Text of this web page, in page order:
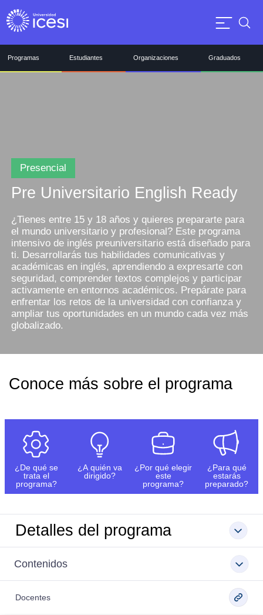
Programas Estudiantes Organizaciones Graduados
Presencial
Pre Universitario English Ready
¿Tienes entre 15 y 18 años y quieres prepararte para
el mundo universitario y profesional? Este programa
intensivo de inglés preuniversitario está diseñado para
ti. Desarrollarás tus habilidades comunicativas y
académicas en inglés, aprendiendo a expresarte con
seguridad, comprender textos complejos y participar
activamente en entornos académicos. Prepárate para
enfrentar los retos de la universidad con confianza y
ampliar tus oportunidades en un mundo cada vez más
globalizado.
Conoce más sobre el programa
¿De qué se
trata el
programa?
¿A quién va
dirigido?
¿Por qué elegir
este
programa?
¿Para qué
estarás
preparado?
Detalles del programa
Contenidos
Docentes